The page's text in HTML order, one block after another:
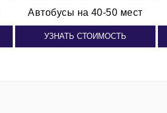
Автобусы на 40-50 мест
УЗНАТЬ СТОИМОСТЬ